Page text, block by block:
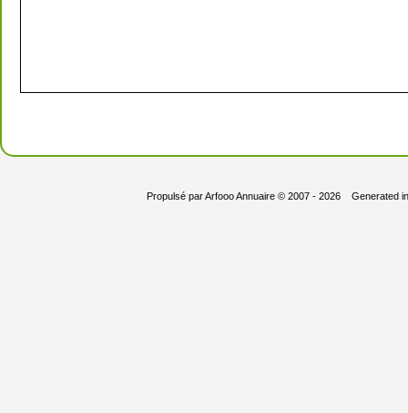
Propulsé parArfooo Annuaire© 2007 - 2026 Generated